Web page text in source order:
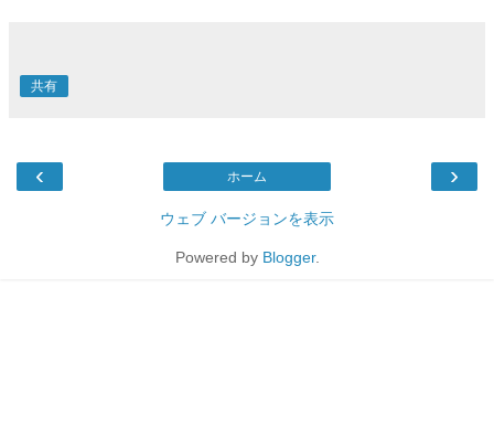
共有
‹ ›
ホーム
ウェブ バージョンを表示
Powered by Blogger.